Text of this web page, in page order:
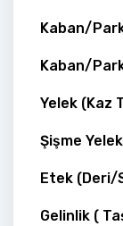
Kaban/
Kaban/
Yelek (Kaz
Şişme
Etek (Deri/
Gelinlik (